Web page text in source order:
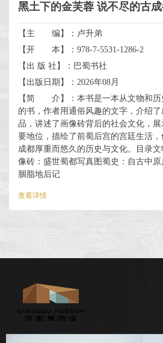
黑土下的金芙蓉 说不尽的古
【主 编】：卢升弟
【开 本】：978-7-5531-1286-2
【出 版 社】：巴蜀书社
【出版日期】：2026年08月
【简 介】：本书是一本从文物和历
的书，作者用通俗风趣的文字，介绍
品，讲述了画像砖背后的社会文化，
要地位，描绘了前蜀后宫的宫廷生活
成都厚重而悠久的历史与文化。目录
像砖：盛世蜀都写真图蜀史：自古中
胭脂地后记
查看详情